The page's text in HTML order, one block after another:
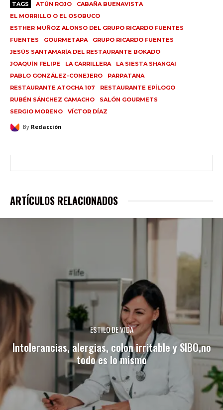
TAGS ATÚN ROJO
CABAÑA BUENAVISTA
EL MORRILLO O EL OSOBUCO
ESTHER MUÑOZ ALONSO DEL GRUPO RICARDO FUENTES
FUENTES
GOURMETAPA
GRUPO RICARDO FUENTES
JESÚS SANTAMARÍA DEL RESTAURANTE BOKADO
JOAQUÍN FELIPE
LA CARRILLERA
LA SIESTA SHANGAI
PABLO GONZÁLEZ-CONEJERO
PARPATANA
RESTAURANTE ATOCHA 107
RESTAURANTE EPÍLOGO
RUBÉN SÁNCHEZ CAMACHO
SALÓN GOURMETS
SERGIO MORENO
VÍCTOR DÍAZ
By Redacción
ARTÍCULOS RELACIONADOS
ESTILO DE VIDA
Intolerancias, alergias, colon irritable y SIBO,no
todo es lo mismo